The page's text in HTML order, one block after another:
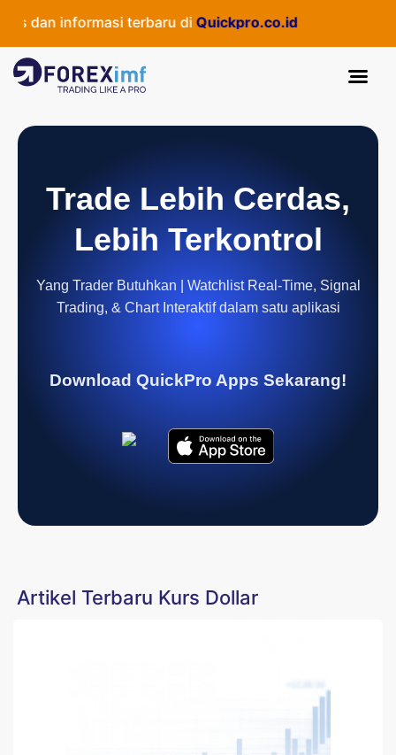
dan informasi terbaru di Quickpro.co.id
Trade Lebih Cerdas,
Lebih Terkontrol
Yang Trader Butuhkan | Watchlist Real-Time, Signal
Trading, & Chart Interaktif dalam satu aplikasi
Download QuickPro Apps Sekarang!
Artikel Terbaru Kurs Dollar